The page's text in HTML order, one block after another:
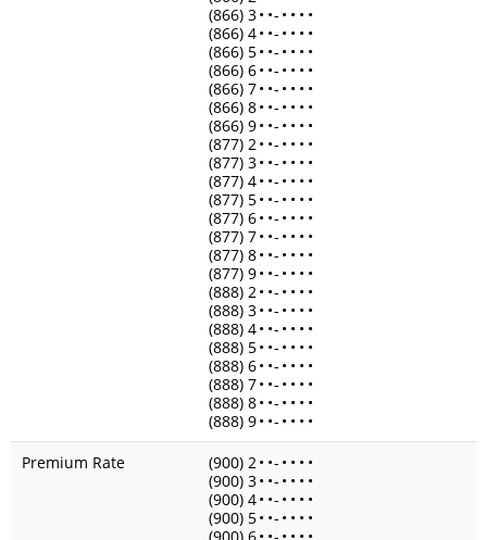
(866) 3• •- • • • •
(866) 4• •- • • • •
(866) 5• •- • • • •
(866) 6• •- • • • •
(866) 7• •- • • • •
(866) 8• •- • • • •
(866) 9• •- • • • •
(877) 2• •- • • • •
(877) 3• •- • • • •
(877) 4• •- • • • •
(877) 5• •- • • • •
(877) 6• •- • • • •
(877) 7• •- • • • •
(877) 8• •- • • • •
(877) 9• •- • • • •
(888) 2• •- • • • •
(888) 3• •- • • • •
(888) 4• •- • • • •
(888) 5• •- • • • •
(888) 6• •- • • • •
(888) 7• •- • • • •
(888) 8• •- • • • •
(888) 9• •- • • • •
Premium Rate
(900) 2• •- • • • •
(900) 3• •- • • • •
(900) 4• •- • • • •
(900) 5• •- • • • •